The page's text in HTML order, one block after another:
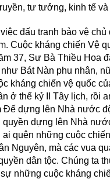
tư tưởng, kinh tế
đấu tranh bảo vệ
Cuộc kháng chiến Vệ
37, Sư Bà Thiều Hoa
Bát Nàn phu nhân,
kháng chiến vệ quốc
ở thế kỷ II Tây lịch, rồi
Đế dựng lên Nhà nước
dựng lên Nhà
quên những cuộc
Nguyên, mà các vua
dân tộc. Chúng ta
những cuộc kháng